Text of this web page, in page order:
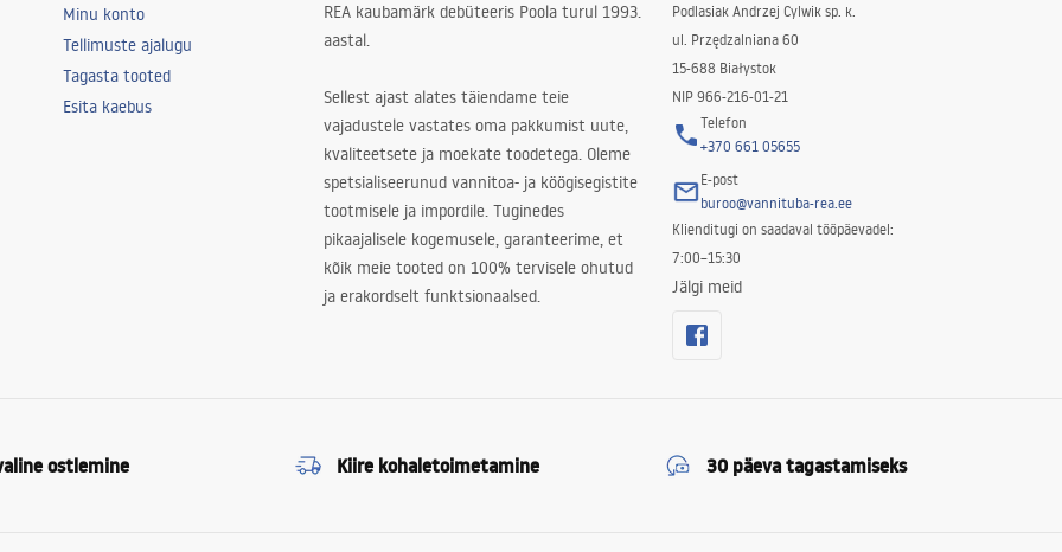
Minu konto
Tellimuste ajalugu
Tagasta tooted
Esita kaebus
REA kaubamärk debüteeris Poola turul 1993.
aastal.
Sellest ajast alates täiendame teie
vajadustele vastates oma pakkumist uute,
kvaliteetsete ja moekate toodetega. Oleme
spetsialiseerunud vannitoa- ja köögisegistite
tootmisele ja impordile. Tuginedes
pikaajalisele kogemusele, garanteerime, et
kõik meie tooted on 100% tervisele ohutud
ja erakordselt funktsionaalsed.
Podlasiak Andrzej Cylwik sp. k.
ul. Przędzalniana 60
15-688 Białystok
NIP 966-216-01-21
Telefon
+370 661 05655
E-post
buroo@vannituba-rea.ee
Klienditugi on saadaval tööpäevadel:
7:00–15:30
Jälgi meid
ostlemine Kiire kohaletoimetamine 30 päeva tagastamiseks